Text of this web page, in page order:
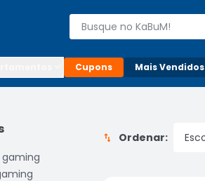
Buscar produtos
Cupons Mais Vendidos
Ordenar: